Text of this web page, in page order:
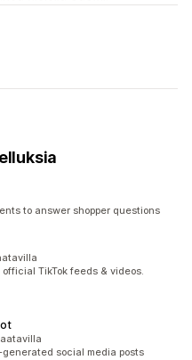
to answer shopper questions
TikTok feeds & videos.
social media posts